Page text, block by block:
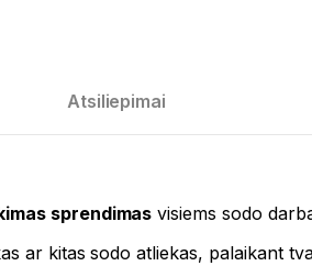
Atsiliepimai
sprendimas visiems sodo
ar kitas sodo atliekas, palaikant